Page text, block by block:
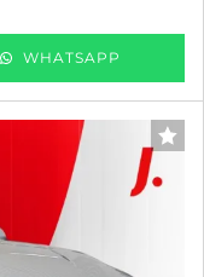
WHATSAPP